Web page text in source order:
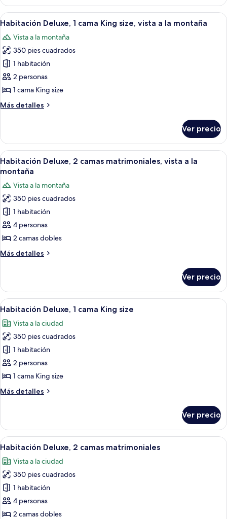
a
la
Deluxe,
camas
vista
a
la
ciudad
Abrir
todas
las
fotos
de
Habitación
Deluxe,
cama
vista
a
la
montaña
Una habitación de hotel moderna
8
Habitación Deluxe, 1 cama King size, vista a la montaña
Vista a la montaña
350 pies cuadrados
1 habitación
2 personas
1 cama King size
Más detalles
Más
Deluxe,
cama
King
vista
a
la
montaña
Ver precio
Abrir
todas
fotos
de
Habitación
Deluxe,
2
camas
matrimoniales,
a
la
montaña
Una habitación de hotel moderna
6
Habitación Deluxe, 2 camas matrimoniales, vista a la
montaña
Vista a la montaña
350 pies cuadrados
1 habitación
4 personas
2 camas dobles
Más detalles
Más
Deluxe,
camas
vista
a
la
montaña
Ver precio
Abrir
todas
las
fotos
de
Habitación
Deluxe,
cama
Habitación de hotel con una cama
11
Habitación Deluxe, 1 cama King size
Vista a la ciudad
350 pies cuadrados
1 habitación
2 personas
1 cama King size
Más detalles
Más
Deluxe,
cama
size
Ver precio
Abrir
todas
las
fotos
de
Habitación
Deluxe,
Una habitación de hotel moderna
7
Habitación Deluxe, 2 camas matrimoniales
Vista a la ciudad
350 pies cuadrados
1 habitación
4 personas
2 camas dobles